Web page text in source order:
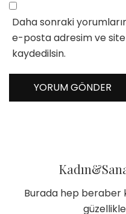
Daha sonraki
e-posta adresim ve
kaydedilsin.
Burada hep beraber